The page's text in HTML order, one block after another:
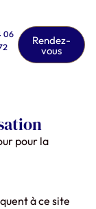
06
Rendez-
vous
pour la
à ce site